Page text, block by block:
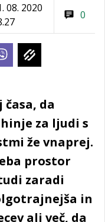
08. 2020
0
da
za ljudi s
že vnaprej.
prostor
zaradi
in
ali več, da